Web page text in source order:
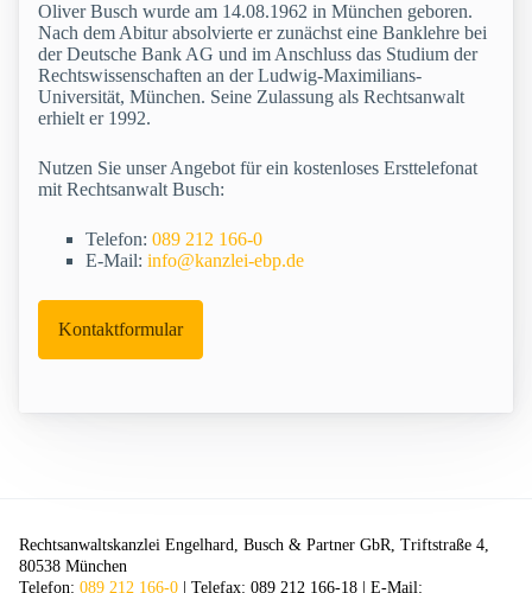
Oliver Busch wurde am 14.08.1962 in München geboren.
Nach dem Abitur absolvierte er zunächst eine Banklehre bei
der Deutsche Bank AG und im Anschluss das Studium der
Rechtswissenschaften an der Ludwig-Maximilians-
Universität, München. Seine Zulassung als Rechtsanwalt
erhielt er 1992.
Nutzen Sie unser Angebot für ein kostenloses Ersttelefonat
mit Rechtsanwalt Busch:
Telefon: 089 212 166-0
E-Mail: info@kanzlei-ebp.de
Kontaktformular
Rechtsanwaltskanzlei Engelhard, Busch & Partner GbR, Triftstraße 4,
80538 München
Telefon: 089 212 166-0 | Telefax: 089 212 166-18 | E-Mail: